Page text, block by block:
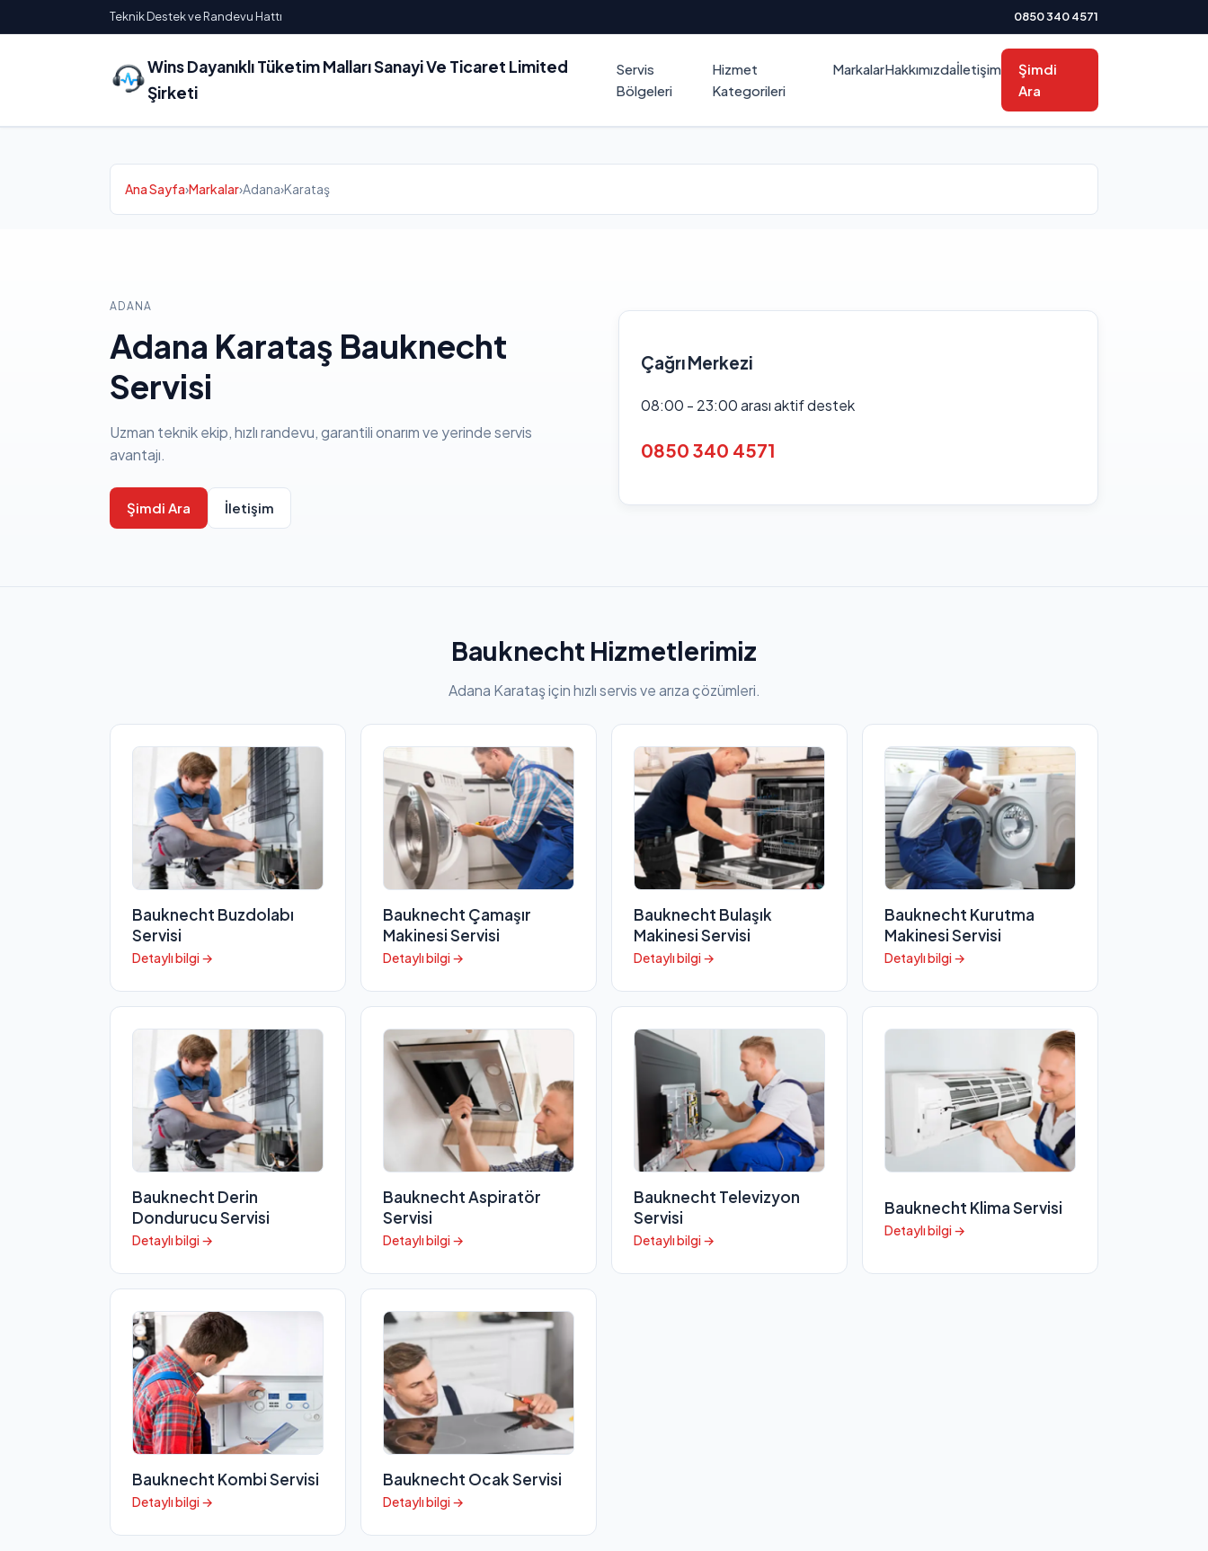
Teknik Destek ve Randevu Hattı 0850 340 4571
Wins Dayanıklı Tüketim Malları Sanayi Ve Ticaret Limited
Şirketi
Servis
Bölgeleri
Hizmet
Kategorileri
MarkalarHakkımızdaİletişim
Şimdi
Ara
Ana Sayfa›Markalar›Adana›Karataş
ADANA
Adana Karataş Bauknecht
Servisi
Uzman teknik ekip, hızlı randevu, garantili onarım ve yerinde servis
avantajı.
Şimdi Ara İletişim
Çağrı Merkezi
08:00 - 23:00 arası aktif destek
0850 340 4571
Bauknecht Hizmetlerimiz
Adana Karataş için hızlı servis ve arıza çözümleri.
Bauknecht Buzdolabı
Servisi
Detaylı bilgi →
Bauknecht Çamaşır
Makinesi Servisi
Detaylı bilgi →
Bauknecht Bulaşık
Makinesi Servisi
Detaylı bilgi →
Bauknecht Kurutma
Makinesi Servisi
Detaylı bilgi →
Bauknecht Derin
Dondurucu Servisi
Detaylı bilgi →
Bauknecht Aspiratör
Servisi
Detaylı bilgi →
Bauknecht Televizyon
Servisi
Detaylı bilgi →
Bauknecht Klima Servisi
Detaylı bilgi →
Bauknecht Kombi Servisi
Detaylı bilgi →
Bauknecht Ocak Servisi
Detaylı bilgi →